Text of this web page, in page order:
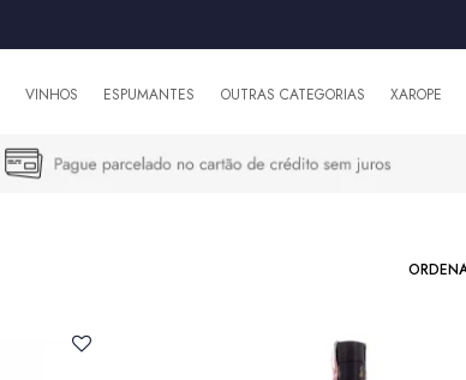
VINHOS ESPUMANTES OUTRAS CATEGORIAS XAROPE